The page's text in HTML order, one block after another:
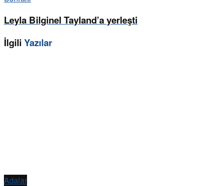
Leyla Bilginel Tayland’a yerleşti
İlgili Yazılar
Adalar